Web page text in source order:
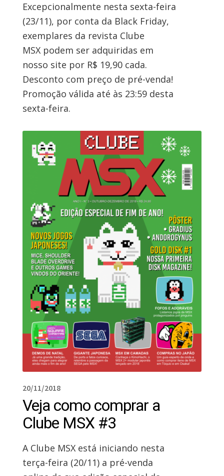
Excepcionalmente nesta sexta-feira
(23/11), por conta da Black Friday,
exemplares da revista Clube
MSX podem ser adquiridas em
nosso site por R$ 19,90 cada.
Desconto com preço de pré-venda!
Promoção válida até às 23:59 desta
sexta-feira.
20/11/2018
Veja como comprar a
Clube MSX #3
A Clube MSX está iniciando nesta
terça-feira (20/11) a pré-venda